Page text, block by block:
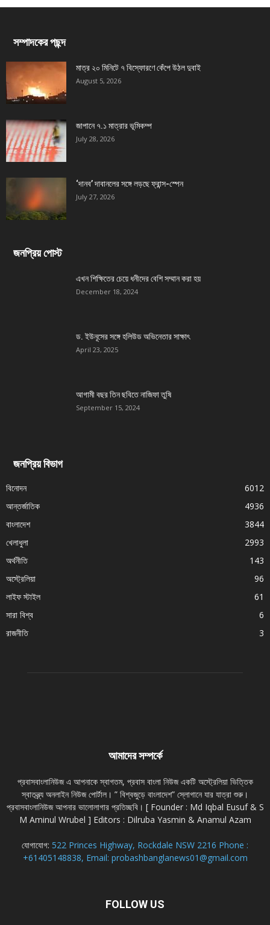
সম্পাদকের পছন্দ
মাত্র ২০ মিনিটে ৭ বিস্ফোরণে কেঁপে উঠল দুবাই
August 5, 2026
জাপানে ৭.১ মাত্রার ভূমিকম্প
July 28, 2026
‘দানব’ দাবানলের সঙ্গে লড়ছে ফ্রান্স-স্পেন
July 27, 2026
জনপ্রিয় পোস্ট
এখন শিক্ষিতের চেয়ে ধনীদের বেশি সম্মান করা হয়
December 18, 2024
ড. ইউনূসের সঙ্গে হলিউড অভিনেতার সাক্ষাৎ
April 23, 2025
আগামী বছর তিন ছবিতে নাজিফা তুষি
September 15, 2024
জনপ্রিয় বিভাগ
বিনোদন
6012
আন্তর্জাতিক
4936
বাংলাদেশ
3844
খেলাধুলা
2993
অর্থনীতি
143
অস্ট্রেলিয়া
96
লাইফ স্টাইল
61
সারা বিশ্ব
6
রাজনীতি
3
আমাদের সম্পর্কে
প্রবাসবাংলানিউজ এ আপনাকে স্বাগতম, প্রবাস বাংলা নিউজ একটি অস্ট্রেলিয়া ভিত্তিক
স্বাতন্ত্র্য অনলাইন নিউজ পোর্টাল। ” বিশ্বজুড়ে বাংলাদেশ” স্লোগানে যার যাত্রা শুরু।
প্রবাসবাংলানিউজ আপনার ভালোলাগার প্রতিচ্ছবি। [ Founder : Md Iqbal Eusuf & S
M Aminul Wrubel ] Editors : Dilruba Yasmin & Anamul Azam
যোগাযোগ: 522 Princes Highway, Rockdale NSW 2216 Phone :
+61405148838, Email: probashbanglanews01@gmail.com
FOLLOW US